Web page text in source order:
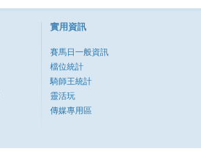
實用資訊
賽馬日一般資訊
檔位統計
騎師王統計
靈活玩
傳媒專用區